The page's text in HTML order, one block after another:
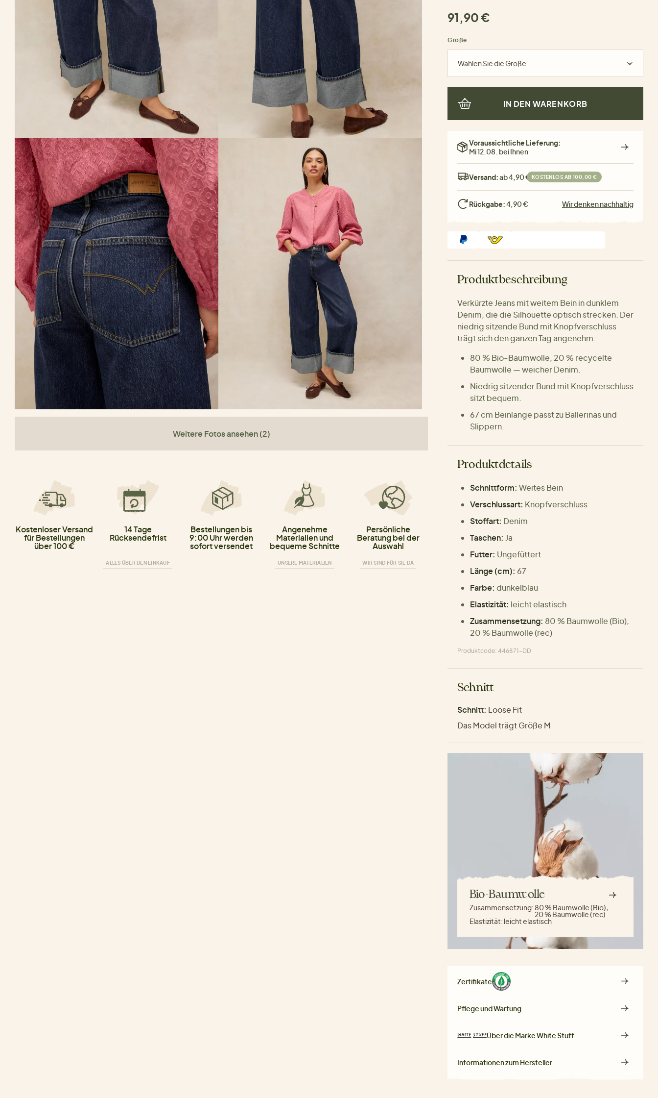
Weitere Fotos ansehen (2)
Kostenloser Versand
für Bestellungen
über 100 €
14 Tage
Rücksendefrist
ALLES ÜBER DEN EINKAUF
Bestellungen bis
9:00 Uhr werden
sofort versendet
Angenehme
Materialien und
bequeme Schnitte
UNSERE MATERIALIEN
Persönliche
Beratung bei der
Auswahl
WIR SIND FÜR SIE DA
91,90 €
Größe
Wählen Sie die Größe
IN DEN WARENKORB
Voraussichtliche Lieferung:
Mi 12.08. bei Ihnen
Versand:ab 4,90 € KOSTENLOS AB 100,00 €
Rückgabe:4,90 € Wir denken nachhaltig
Produktbeschreibung
Verkürzte Jeans mit weitem Bein in dunklem
Denim, die die Silhouette optisch strecken. Der
niedrig sitzende Bund mit Knopfverschluss
trägt sich den ganzen Tag angenehm.
80 % Bio-Baumwolle, 20 % recycelte
Baumwolle — weicher Denim.
Niedrig sitzender Bund mit Knopfverschluss
sitzt bequem.
67 cm Beinlänge passt zu Ballerinas und
Slippern.
Produktdetails
Schnittform: Weites Bein
Verschlussart: Knopfverschluss
Stoffart: Denim
Taschen: Ja
Futter: Ungefüttert
Länge (cm): 67
Farbe: dunkelblau
Elastizität: leicht elastisch
Zusammensetzung: 80 % Baumwolle (Bio),
20 % Baumwolle (rec)
Produktcode: 446871-DD
Schnitt
Schnitt: Loose Fit
Das Model trägt Größe M
Bio-Baumwolle
Zusammensetzung: 80 % Baumwolle (Bio),
20 % Baumwolle (rec)
Elastizität: leicht elastisch
Zertifikate
Pflege und Wartung
Über die MarkeWhite Stuff
Informationen zum Hersteller